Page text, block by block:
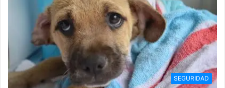
SEGURIDAD